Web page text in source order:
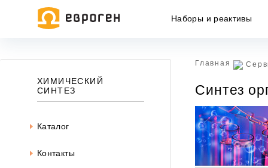
Наборы и реактивы
ХИМИЧЕСКИЙ
СИНТЕЗ
Каталог
Контакты
Главная
Синтез
Информация, представленная на сайте, носит
437 ГК РФ.
Окончательная цена товара указывается в документе на